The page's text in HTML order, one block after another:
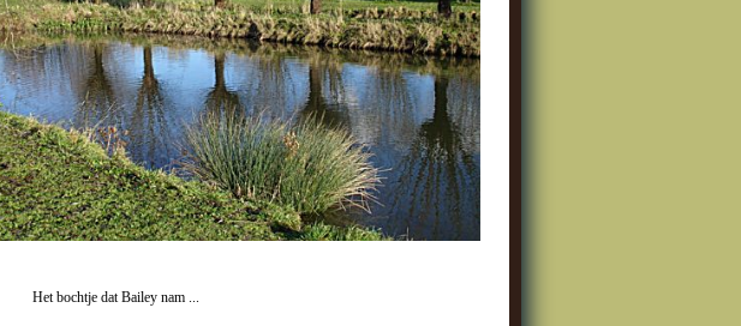
Het bochtje dat Bailey nam ...